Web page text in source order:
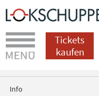
Tickets
kaufen
Menü
Info